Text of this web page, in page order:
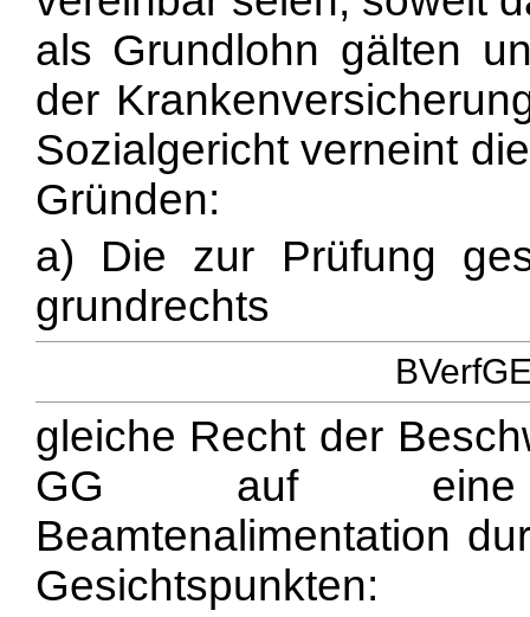
als Grundlohn gälten
der
Sozialgericht verneint
Gründen:
a) Die zur Prüfung
grundrechts
gleiche Recht der
GG auf eine
Beamtenalimentation
Gesichtspunkten: